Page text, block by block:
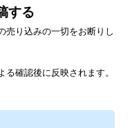
する
売り込みの一切をお断りし
る確認後に反映されます。